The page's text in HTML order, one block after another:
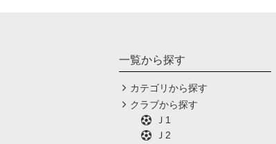
一覧から探す
カテゴリから探す
クラブから探す
Ｊ1
Ｊ2